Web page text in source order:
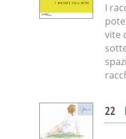
I
vite
22